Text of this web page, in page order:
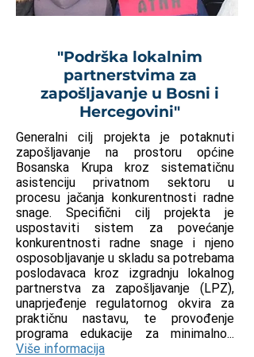
"Podrška lokalnim
partnerstvima za
zapošljavanje u Bosni i
Hercegovini"
Generalni cilj projekta je potaknuti
zapošljavanje na prostoru općine
Bosanska Krupa kroz sistematičnu
asistenciju privatnom sektoru u
procesu jačanja konkurentnosti radne
snage. Specifični cilj projekta je
uspostaviti sistem za povećanje
konkurentnosti radne snage i njeno
osposobljavanje u skladu sa potrebama
poslodavaca kroz izgradnju lokalnog
partnerstva za zapošljavanje (LPZ),
unaprjeđenje regulatornog okvira za
praktičnu nastavu, te provođenje
programa edukacije za minimalno...
Više informacija